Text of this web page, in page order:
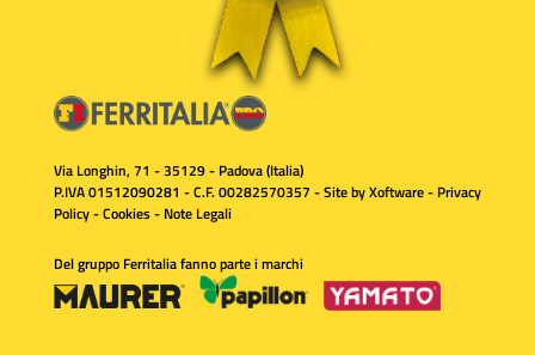
Via Longhin, 71 - 35129 - Padova (Italia)
P.IVA 01512090281 - C.F. 00282570357 - Site byXoftware- Privacy
Policy-Cookies- Note Legali
Del gruppo Ferritalia fanno parte i marchi